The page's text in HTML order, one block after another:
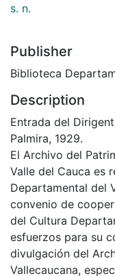
s. n.
Publisher
Biblioteca
Description
Entrada del
Palmira, 1929.
El Archivo del
Valle del Cauca es
Departamental del
convenio de
del Cultura
esfuerzos para su
divulgación del
Vallecaucana,